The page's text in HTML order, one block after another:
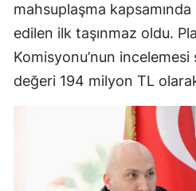
mahsuplaşma
edilen ilk taşınmaz oldu.
Komisyonu’nun incelemesi
değeri 194 milyon TL